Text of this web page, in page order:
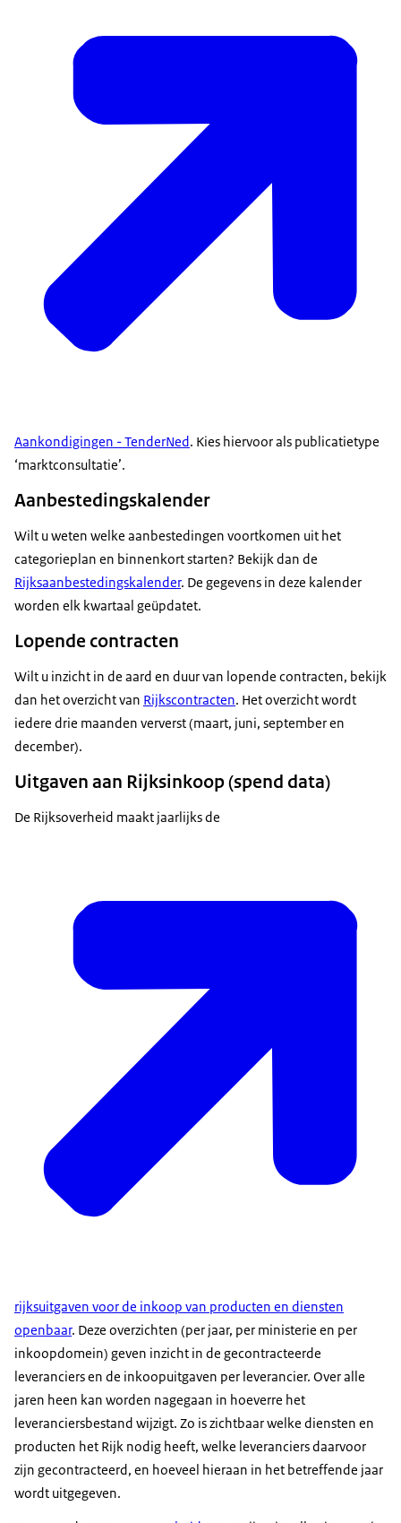
Aankondigingen - TenderNed. Kies hiervoor als publicatietype
‘marktconsultatie’.
Aanbestedingskalender
Wilt u weten welke aanbestedingen voortkomen uit het
categorieplan en binnenkort starten? Bekijk dan de
Rijksaanbestedingskalender. De gegevens in deze kalender
worden elk kwartaal geüpdatet.
Lopende contracten
Wilt u inzicht in de aard en duur van lopende contracten, bekijk
dan het overzicht van Rijkscontracten. Het overzicht wordt
iedere drie maanden ververst (maart, juni, september en
december).
Uitgaven aan Rijksinkoop (spend data)
De Rijksoverheid maakt jaarlijks de
rijksuitgaven voor de inkoop van producten en diensten
openbaar. Deze overzichten (per jaar, per ministerie en per
inkoopdomein) geven inzicht in de gecontracteerde
leveranciers en de inkoopuitgaven per leverancier. Over alle
jaren heen kan worden nagegaan in hoeverre het
leveranciersbestand wijzigt. Zo is zichtbaar welke diensten en
producten het Rijk nodig heeft, welke leveranciers daarvoor
zijn gecontracteerd, en hoeveel hieraan in het betreffende jaar
wordt uitgegeven.